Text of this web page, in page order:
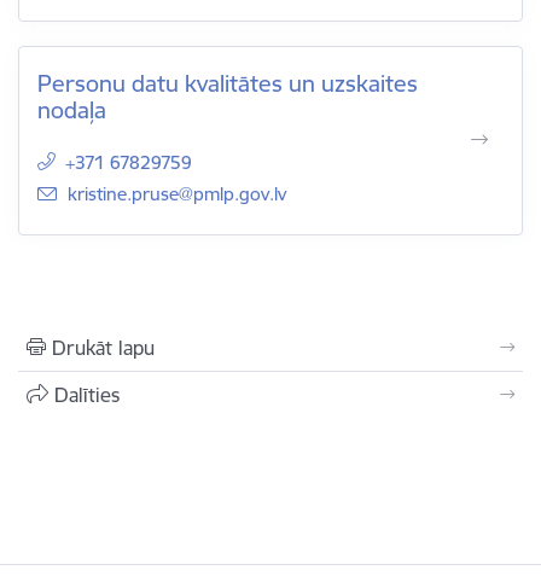
Personu datu kvalitātes un uzskaites
nodaļa
+371 67829759
E-pasts:
kristine.pruse@pmlp.gov.lv
Drukāt lapu
Dalīties